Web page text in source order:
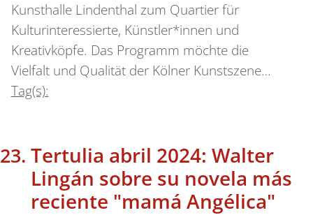
Kunsthalle Lindenthal zum Quartier für
Kulturinteressierte, Künstler*innen und
Kreativköpfe. Das Programm möchte die
Vielfalt und Qualität der Kölner Kunstszene…
Tag(s):
Tertulia abril 2024: Walter
Lingán sobre su novela más
reciente "mamá Angélica"